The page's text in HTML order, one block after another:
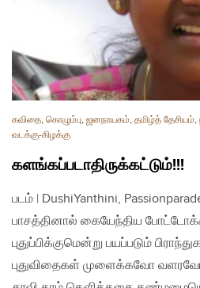
கவிதை, கொழும்பு, ஜனநாயகம், தமிழ்த் தேசியம்,
வடக்கு-கிழக்கு
களங்கப்படாதிருக்கட்டும்!!!
படம் | DushiYanthini,
பாசத்தினால் கையேந்திய
புதுப்பிக்குமென்று பயப்படும்
புதுவிதைகள் முளைக்கவோ வளரவோ